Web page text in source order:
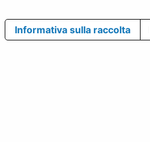
Informativa sulla raccolta